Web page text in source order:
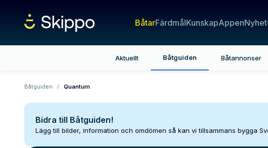
BåtarFärdmålKunskapAppen
Aktuellt Båtguiden Båtannonser
Båtguiden / Quantum
Bidra till Båtguiden!
Lägg till bilder, information och omdömen så kan vi tillsammans bygga